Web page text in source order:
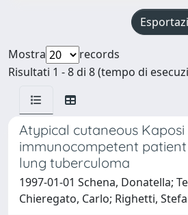
Mostra
records
Risultati 1 - 8 di 8 (tempo di
Atypical cutaneous
immunocompetent patient
lung tuberculoma
1997-01-01 Schena, Donatella;
Chieregato, Carlo; Righetti,